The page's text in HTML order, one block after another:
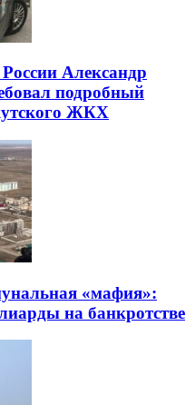
Александр
подробный
ЖКХ
«мафия»:
на банкротстве